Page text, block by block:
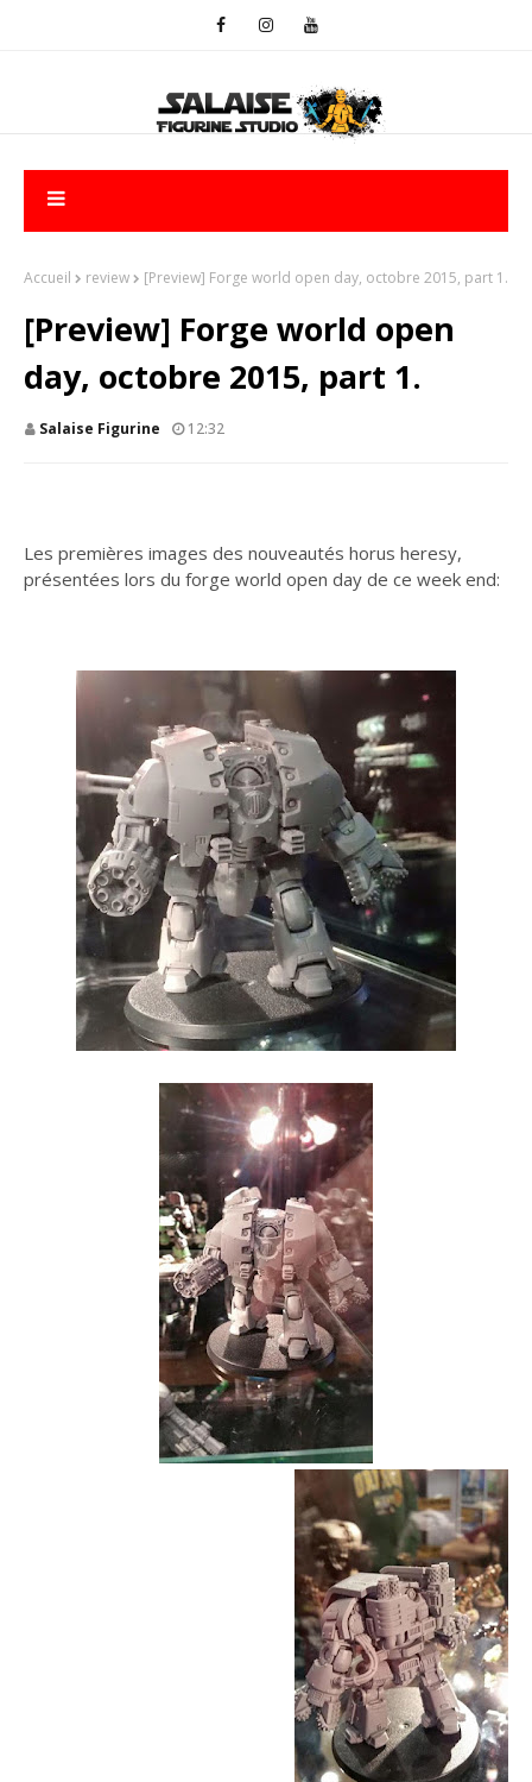
Accueil review [Preview] Forge world open day, octobre 2015, part 1.
[Preview] Forge world open
day, octobre 2015, part 1.
Salaise Figurine 12:32
Les premières images des nouveautés horus heresy,
présentées lors du forge world open day de ce week end: